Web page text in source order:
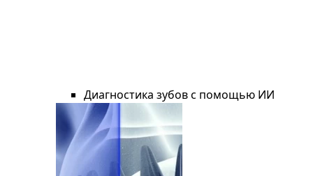
Диагностика зубов с помощью ИИ